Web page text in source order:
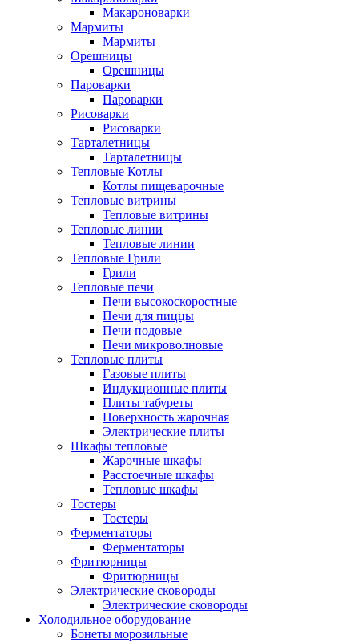
Макароноварки
Мармиты
Мармиты
Орешницы
Орешницы
Пароварки
Пароварки
Рисоварки
Рисоварки
Тарталетницы
Тарталетницы
Тепловые Котлы
Котлы пищеварочные
Тепловые витрины
Тепловые витрины
Тепловые линии
Тепловые линии
Тепловые Грили
Грили
Тепловые печи
Печи высокоскоростные
Печи для пиццы
Печи подовые
Печи микроволновые
Тепловые плиты
Газовые плиты
Индукционные плиты
Плиты табуреты
Поверхность жарочная
Электрические плиты
Шкафы тепловые
Жарочные шкафы
Расстоечные шкафы
Тепловые шкафы
Тостеры
Тостеры
Ферментаторы
Ферментаторы
Фритюрницы
Фритюрницы
Электрические сковороды
Электрические сковороды
Холодильное оборудование
Бонеты морозильные